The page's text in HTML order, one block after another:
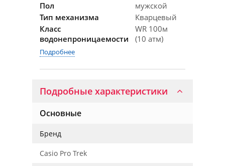
Пол
мужской
Тип механизма
Кварцевый
Класс
водонепроницаемости
WR 100м
(10 атм)
Подробнее
Подробные характеристики
Основные
Бренд
Casio Pro Trek